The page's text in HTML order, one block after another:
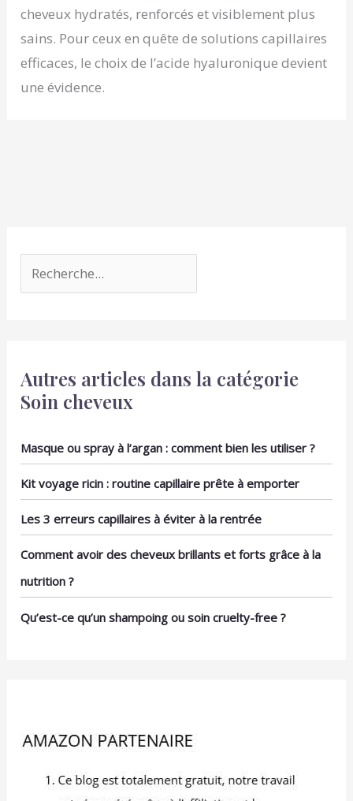
des résultats optimaux, complétez le protocole
avec le reste de la gamme Kératine Morphose.
DES PROTOCOLES DE SOINS PROFESSIONNELS À
DOMICILE : Depuis 1992, nous rendons accessible
des soins d'exception aux ingrédients précieux et
cheveux hydratés, renforcés et visiblement plus
sains. Pour ceux en quête de solutions capillaires
efficaces, le choix de l’acide hyaluronique devient
une évidence.
Autres articles dans la catégorie
Soin cheveux
Masque ou spray à l’argan : comment bien les utiliser ?
Kit voyage ricin : routine capillaire prête à emporter
Les 3 erreurs capillaires à éviter à la rentrée
Comment avoir des cheveux brillants et forts grâce à la
nutrition ?
Qu’est-ce qu’un shampoing ou soin cruelty-free ?